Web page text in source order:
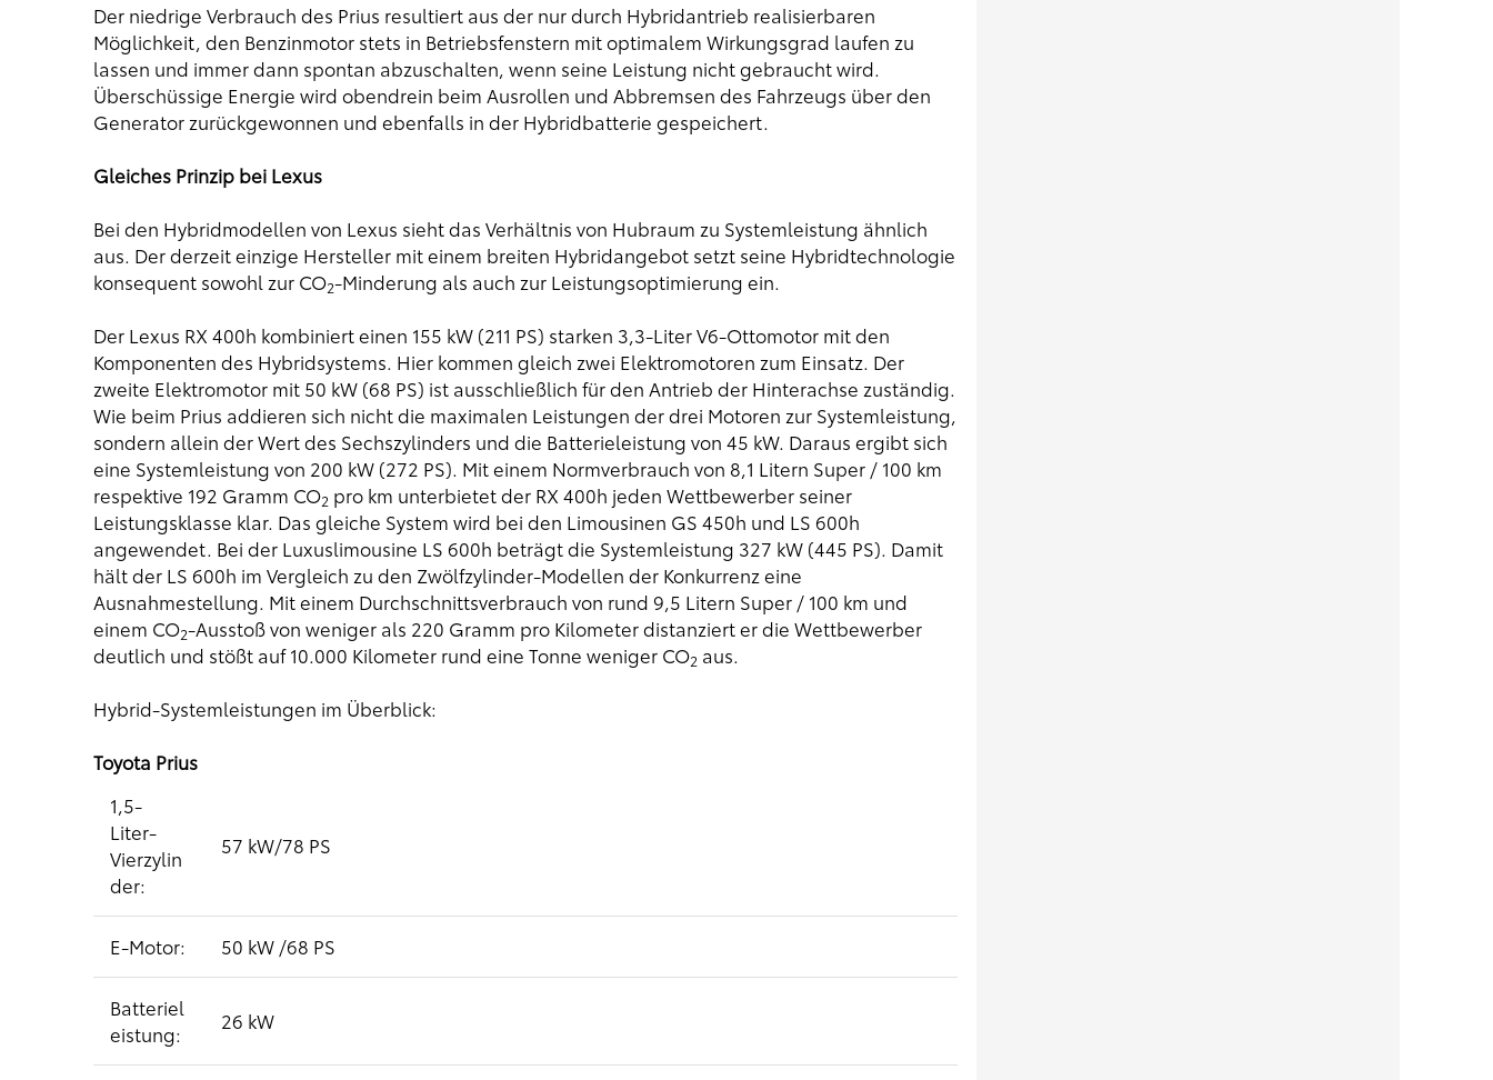
Der niedrige Verbrauch des Prius resultiert aus der nur durch Hybridantrieb realisierbaren
Möglichkeit, den Benzinmotor stets in Betriebsfenstern mit optimalem Wirkungsgrad laufen zu
lassen und immer dann spontan abzuschalten, wenn seine Leistung nicht gebraucht wird.
Überschüssige Energie wird obendrein beim Ausrollen und Abbremsen des Fahrzeugs über den
Generator zurückgewonnen und ebenfalls in der Hybridbatterie gespeichert.
Gleiches Prinzip bei Lexus
Bei den Hybridmodellen von Lexus sieht das Verhältnis von Hubraum zu Systemleistung ähnlich
aus. Der derzeit einzige Hersteller mit einem breiten Hybridangebot setzt seine Hybridtechnologie
konsequent sowohl zur CO2-Minderung als auch zur Leistungsoptimierung ein.
Der Lexus RX 400h kombiniert einen 155 kW (211 PS) starken 3,3-Liter V6-Ottomotor mit den
Komponenten des Hybridsystems. Hier kommen gleich zwei Elektromotoren zum Einsatz. Der
zweite Elektromotor mit 50 kW (68 PS) ist ausschließlich für den Antrieb der Hinterachse zuständig.
Wie beim Prius addieren sich nicht die maximalen Leistungen der drei Motoren zur Systemleistung,
sondern allein der Wert des Sechszylinders und die Batterieleistung von 45 kW. Daraus ergibt sich
eine Systemleistung von 200 kW (272 PS). Mit einem Normverbrauch von 8,1 Litern Super / 100 km
respektive 192 Gramm CO2 pro km unterbietet der RX 400h jeden Wettbewerber seiner
Leistungsklasse klar. Das gleiche System wird bei den Limousinen GS 450h und LS 600h
angewendet. Bei der Luxuslimousine LS 600h beträgt die Systemleistung 327 kW (445 PS). Damit
hält der LS 600h im Vergleich zu den Zwölfzylinder-Modellen der Konkurrenz eine
Ausnahmestellung. Mit einem Durchschnittsverbrauch von rund 9,5 Litern Super / 100 km und
einem CO2-Ausstoß von weniger als 220 Gramm pro Kilometer distanziert er die Wettbewerber
deutlich und stößt auf 10.000 Kilometer rund eine Tonne weniger CO2 aus.
Hybrid-Systemleistungen im Überblick:
Toyota Prius
1,5-
Liter-
Vierzylin
der:
57 kW/78 PS
E-Motor: 50 kW /68 PS
Batteriel
eistung:
26 kW